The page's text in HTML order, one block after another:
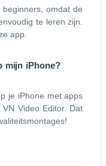
omdat de
te leren zijn.
app.
mijn iPhone?
je iPhone met apps
Video Editor. Dat